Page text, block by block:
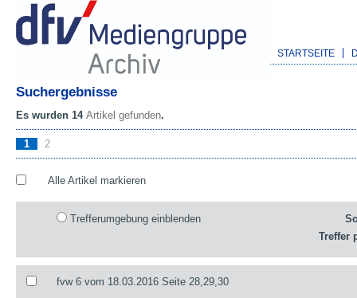
STARTSEITE
Suchergebnisse
Es wurden 14 Artikel gefunden.
1 2
Alle Artikel markieren
Trefferumgebung einblenden
Treffer
fvw 6 vom 18.03.2016 Seite 28,29,30